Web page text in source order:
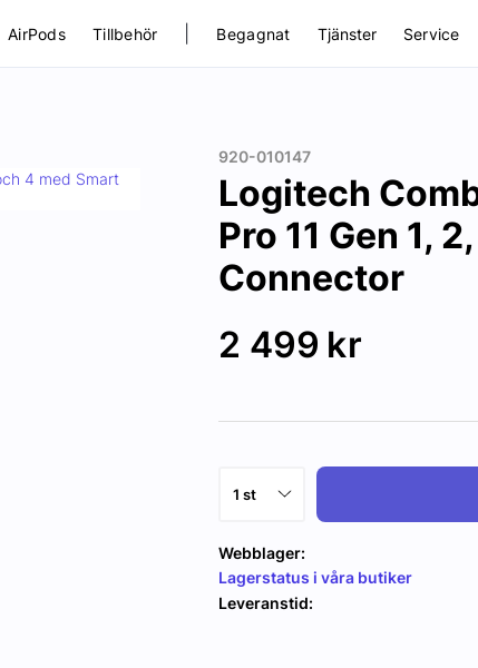
AirPods Tillbehör Begagnat Tjänster Service
920-010147
Logitech
Pro 11 Gen 1,
Connector
2 499 kr
Webblager:
Lagerstatus i våra butiker
Leveranstid: